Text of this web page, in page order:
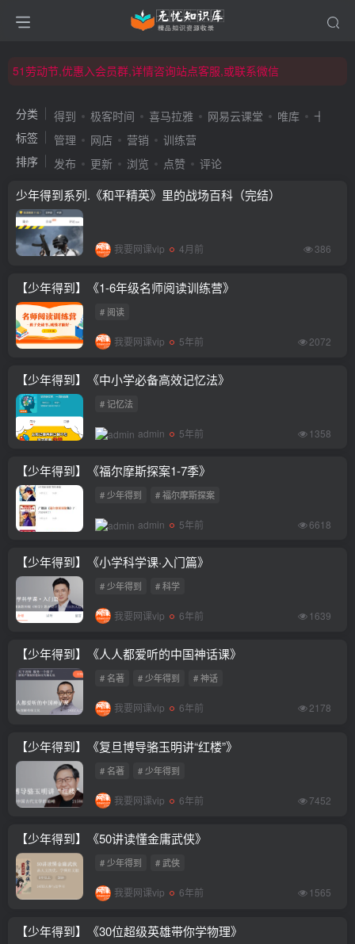
51劳动节,优惠入会员群,详情咨询站点客服,或联系微信
分类
得到 极客时间 喜马拉雅 网易云课堂 唯库
十点课
标签
管理 网店 营销
训练营
排序
发布 更新 浏览 点赞 评论
少年得到系列.《和平精英》里的战场百科（完结）
我要网课vip 4月前 386
【少年得到】《1-6年级名师阅读训练营》
# 阅读
我要网课vip 5年前 2072
【少年得到】《中小学必备高效记忆法》
# 记忆法
admin 5年前 1358
【少年得到】《福尔摩斯探案1-7季》
# 少年得到 # 福尔摩斯探案
admin 5年前 6618
【少年得到】《小学科学课·入门篇》
# 少年得到 # 科学
我要网课vip 6年前 1639
【少年得到】《人人都爱听的中国神话课》
# 名著 # 少年得到 # 神话
我要网课vip 6年前 2178
【少年得到】《复旦博导骆玉明讲“红楼”》
# 名著 # 少年得到
我要网课vip 6年前 7452
【少年得到】《50讲读懂金庸武侠》
# 少年得到 # 武侠
我要网课vip 6年前 1565
【少年得到】《30位超级英雄带你学物理》